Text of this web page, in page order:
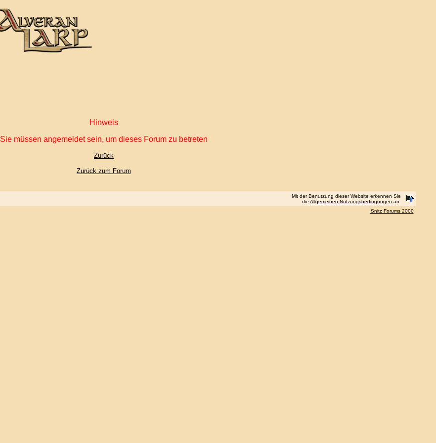
Hinweis
Sie müssen angemeldet sein, um dieses Forum zu betreten
Zurück
Zurück zum Forum
Mit der Benutzung dieser Website erkennen Sie
die Allgemeinen Nutzungsbedingungen an.
Snitz Forums 2000